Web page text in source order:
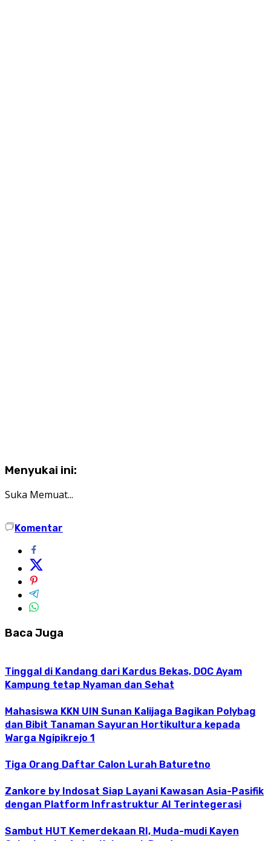
Menyukai ini:
Suka Memuat...
Komentar
Baca Juga
Tinggal di Kandang dari Kardus Bekas, DOC Ayam
Kampung tetap Nyaman dan Sehat
Mahasiswa KKN UIN Sunan Kalijaga Bagikan Polybag
dan Bibit Tanaman Sayuran Hortikultura kepada
Warga Ngipikrejo 1
Tiga Orang Daftar Calon Lurah Baturetno
Zankore by Indosat Siap Layani Kawasan Asia-Pasifik
dengan Platform Infrastruktur AI Terintegerasi
Sambut HUT Kemerdekaan RI, Muda-mudi Kayen